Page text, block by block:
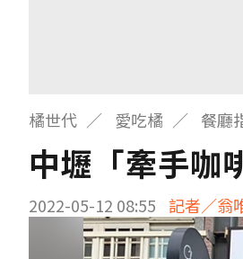
橘世代 愛吃橘 餐廳
中壢「牽手咖
2022-05-12 08:55 記者／翁